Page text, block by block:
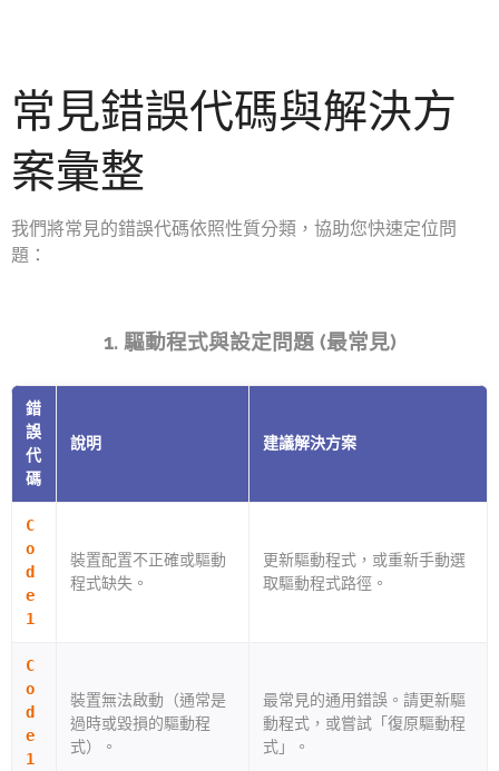
常見錯誤代碼與解決方
案彙整
我們將常見的錯誤代碼依照性質分類，協助您快速定位問
題：
1. 驅動程式與設定問題 (最常見)
錯
誤
代
碼
說明 建議解決方案
C
o
d
e
1
裝置配置不正確或驅動
程式缺失。
更新驅動程式，或重新手動選
取驅動程式路徑。
C
o
d
e
1
裝置無法啟動（通常是
過時或毀損的驅動程
式）。
最常見的通用錯誤。請更新驅
動程式，或嘗試「復原驅動程
式」。